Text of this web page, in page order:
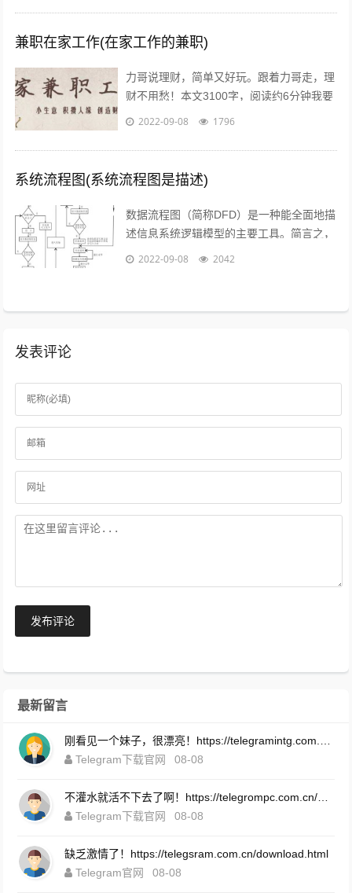
兼职在家工作(在家工作的兼职)
力哥说理财，简单又好玩。跟着力哥走，理
财不用愁！本文3100字，阅读约6分钟我要
介绍的赚钱工作就是兼职写稿赚稿费。主业
2022-09-08 1796
系统流程图(系统流程图是描述)
数据流程图（简称DFD）是一种能全面地描
述信息系统逻辑模型的主要工具。简言之，
就是以图形的方式来描述数据在系统流程中
2022-09-08 2042
发表评论
发布评论
最新留言
Telegram下载官网
08-08
Telegram下载官网
08-08
缺乏激情了！https://telegsram.com.cn/download.html
Telegram官网
08-08